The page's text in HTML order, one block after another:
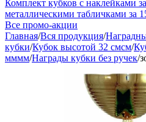
Комплект кубков с наклейками
металлическими табличками за
Все промо-акции
Главная/Вся продукция/
кубки/Кубок высотой 32 смсм/
мммм/Награды кубки без ручек/